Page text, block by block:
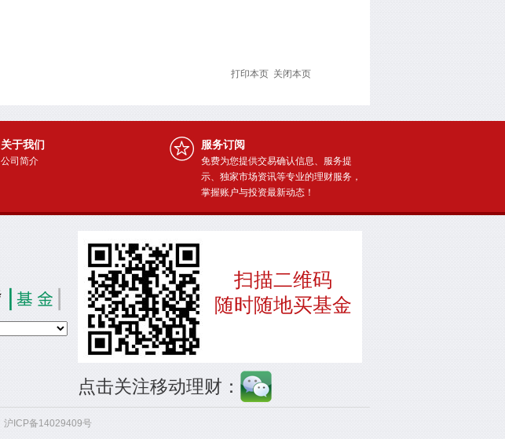
打印本页 关闭本页
关于我们
公司简介
服务订阅
免费为您提供交易确认信息、服务提
示、独家市场资讯等专业的理财服务，
掌握账户与投资最新动态！
扫描二维码
随时随地买基金
点击关注移动理财：
沪ICP备14029409号